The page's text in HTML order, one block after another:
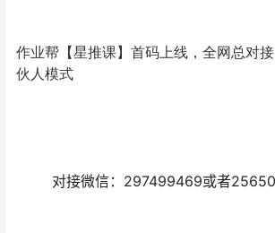
作业帮【星推课】首码上线，全网总对
伙人模式
对接微信：297499469或者